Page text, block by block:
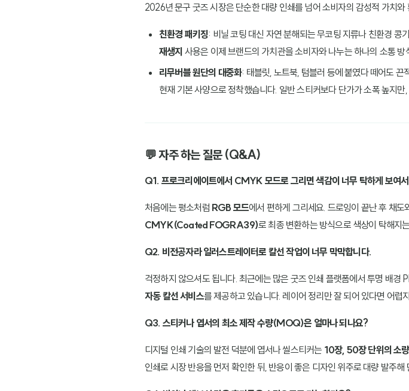
2026년 문구 굿즈 시장은 단순한 대량 인쇄를 넘어 소비자의 감성적 가치
친환경 패키징: 비닐 코팅 대신 자연 분해되는 무코팅 지류나 친환경
재생지 사용은 이제 브랜드의 가치관을 소비자와 나누는 하나의 소통 방
리무버블 원단의 대중화: 태블릿, 노트북, 텀블러 등에 붙였다 떼어도
현재 기본 사양으로 정착했습니다. 일반 스티커보다 단가가 소폭 높지
💬 자주 하는 질문 (Q&A)
Q1. 프로크리에이트에서 CMYK 모드로 그리면 색감이 너무 탁하게 보여
처음에는 평소처럼 RGB 모드에서 편하게 그리세요. 드로잉이 끝난 후 채
CMYK(Coated FOGRA39)로 최종 변환하는 방식으로 색상이 탁해지
Q2. 비전공자라 일러스트레이터로 칼선 작업이 너무 막막합니다.
걱정하지 않으셔도 됩니다. 최근에는 많은 굿즈 인쇄 플랫폼에서 투명 배
자동 칼선 서비스를 제공하고 있습니다. 레이어 정리만 잘 되어 있다면 어렵
Q3. 스티커나 엽서의 최소 제작 수량(MOQ)은 얼마나 되나요?
디지털 인쇄 기술의 발전 덕분에 엽서나 씰스티커는 10장, 50장 단위의 소
인쇄로 시장 반응을 먼저 확인한 뒤, 반응이 좋은 디자인 위주로 대량 발주